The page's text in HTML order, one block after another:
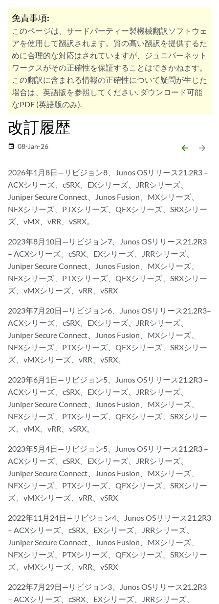
免責事項:
このページは、サードパーティー製機械翻訳ソフトウェ
アを使用して翻訳されます。質の高い翻訳を提供するた
めに合理的な対応はされていますが、ジュニパーネット
ワークスがその正確性を保証することはできかねます。
この翻訳に含まれる情報の正確性について疑問が生じた
場合は、英語版を参照してください. ダウンロード可能
なPDF (英語版のみ).
改訂履歴
date_range 08-Jan-26 arrow_backward arrow_forward
2026年1月8日—リビジョン8、Junos OSリリース21.2R3 –
ACXシリーズ、cSRX、EXシリーズ、JRRシリーズ、
Juniper Secure Connect、Junos Fusion、MXシリーズ、
NFXシリーズ、PTXシリーズ、QFXシリーズ、SRXシリー
ズ、vMX、vRR、vSRX。
2023年8月10日—リビジョン7、Junos OSリリース21.2R3
– ACXシリーズ、cSRX、EXシリーズ、JRRシリーズ、
Juniper Secure Connect、Junos Fusion、MXシリーズ、
NFXシリーズ、PTXシリーズ、QFXシリーズ、SRXシリー
ズ、vMXシリーズ、vRR、vSRX
2023年7月20日—リビジョン6、Junos OSリリース21.2R3–
ACXシリーズ、cSRX、EXシリーズ、JRRシリーズ、
Juniper Secure Connect、Junos Fusion、MXシリーズ、
NFXシリーズ、PTXシリーズ、QFXシリーズ、SRXシリー
ズ、vMXシリーズ、vRR、vSRX。
2023年6月1日—リビジョン5、Junos OSリリース21.2R3 –
ACXシリーズ、cSRX、EXシリーズ、JRRシリーズ、
Juniper Secure Connect、Junos Fusion、MXシリーズ、
NFXシリーズ、PTXシリーズ、QFXシリーズ、SRXシリー
ズ、vMX、vRR、vSRX。
2023年5月4日—リビジョン5、Junos OSリリース21.2R3 –
ACXシリーズ、cSRX、EXシリーズ、JRRシリーズ、
Juniper Secure Connect、Junos Fusion、MXシリーズ、
NFXシリーズ、PTXシリーズ、QFXシリーズ、SRXシリー
ズ、vMXシリーズ、vRR、vSRX
2022年11月24日—リビジョン4、Junos OSリリース21.2R3
– ACXシリーズ、cSRX、EXシリーズ、JRRシリーズ、
Juniper Secure Connect、Junos Fusion、MXシリーズ、
NFXシリーズ、PTXシリーズ、QFXシリーズ、SRXシリー
ズ、vMXシリーズ、vRR、vSRX
2022年7月29日—リビジョン3、Junos OSリリース21.2R3
– ACXシリーズ、cSRX、EXシリーズ、JRRシリーズ、